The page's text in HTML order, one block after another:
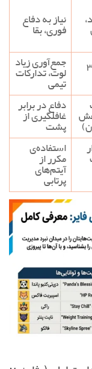
نیاز به دفاع
فوری، بقا
تا ۳۰ جمع‌آوری زیاد
لوت، تدارکات
تیمی
کاهش
دفاع در برابر
غافلگیری از
پشت
استفاده‌ی
مکرر از
آیتم‌های
پرتابی